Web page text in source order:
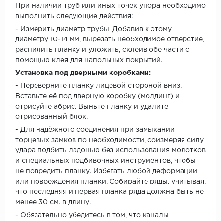
При наличии труб или иных точек упора необходимо
выполнить следующие действия:
- Измерить диаметр трубы. Добавив к этому
диаметру 10-14 мм, вырезать необходимое отверстие,
распилить планку и уложить, склеив обе части с
помощью клея для напольных покрытий.
Установка под дверными коробками:
- Переверните планку лицевой стороной вниз.
Вставьте её под дверную коробку (молдинг) и
отрисуйте абрис. Выньте планку и удалите
отрисованный блок.
- Для надёжного соединения при замыкании
торцевых замков по необходимости, соизмеряя силу
удара подбить ладонью без использования молотков
и специальных подбивочных инструментов, чтобы
не повредить планку. Избегать любой деформации
или повреждения планки. Собирайте ряды, учитывая,
что последняя и первая планка ряда должна быть не
менее 30 см. в длину.
- Обязательно убедитесь в том, что каналы